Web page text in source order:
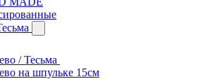
/ Тесьма
на шпульке 15см